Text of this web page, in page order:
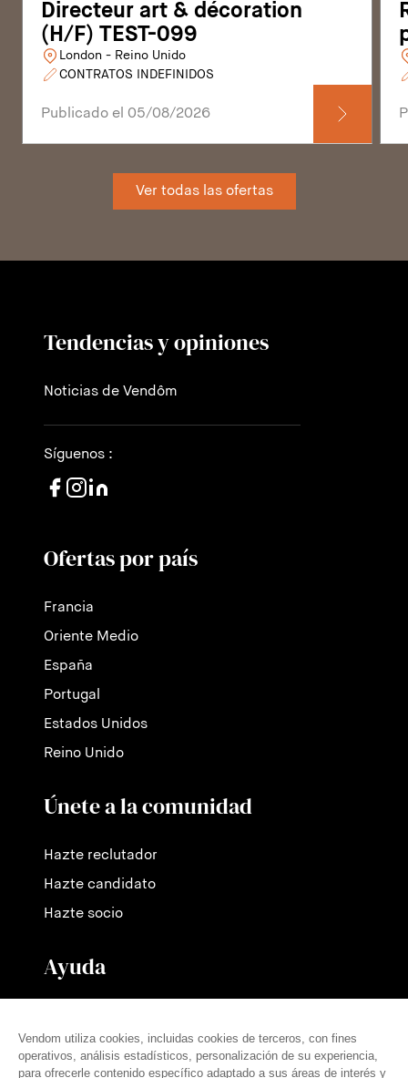
Directeur art & décoration
(H/F) TEST-099
London - Reino Unido
CONTRATOS INDEFINIDOS
Publicado el 05/08/2026
Ver todas las ofertas
Tendencias y opiniones
Noticias de Vendôm
Síguenos :
Ofertas por país
Francia
Oriente Medio
España
Portugal
Estados Unidos
Reino Unido
Únete a la comunidad
Hazte reclutador
Hazte candidato
Hazte socio
Ayuda
Nuestras tarifas
Preguntas frecuentes